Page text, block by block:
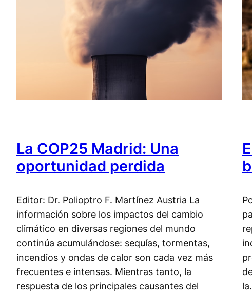
La COP25 Madrid: Una
oportunidad perdida
Editor: Dr. Polioptro F. Martínez Austria La
información sobre los impactos del cambio
climático en diversas regiones del mundo
continúa acumulándose: sequías, tormentas,
incendios y ondas de calor son cada vez más
frecuentes e intensas. Mientras tanto, la
respuesta de los principales causantes del